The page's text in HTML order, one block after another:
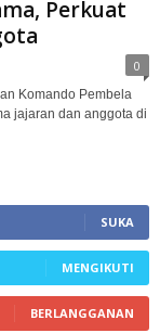
Perkuat
0
Komando Pembela
jajaran dan anggota di
SUKA
MENGIKUTI
BERLANGGANAN